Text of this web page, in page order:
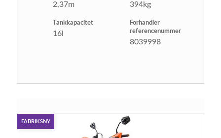
2,37m 394kg
Tankkapacitet
16l
Forhandler
referencenummer
8039998
FABRIKSNY